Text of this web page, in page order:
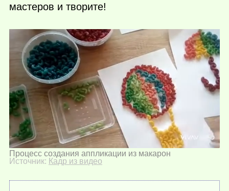
мастеров и творите!
Процесс создания аппликации из макарон
Источник: Кадр из видео